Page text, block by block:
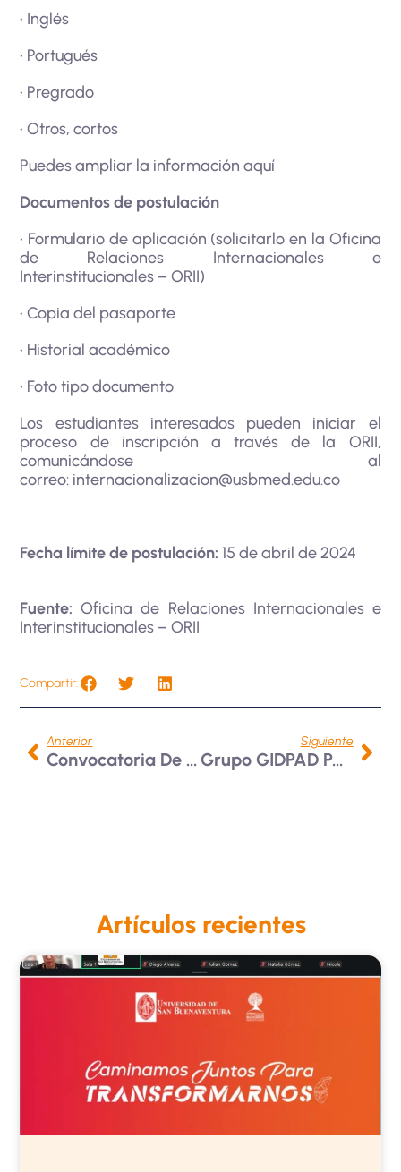
• Inglés
• Portugués
• Pregrado
• Otros, cortos
Puedes ampliar la informaciónaquí
Documentos de postulación
• Formulario de aplicación (solicitarlo en la Oficina
de Relaciones Internacionales e
Interinstitucionales – ORII)
• Copia del pasaporte
• Historial académico
• Foto tipo documento
Los estudiantes interesados pueden iniciar el
proceso de inscripción a través de la ORII,
comunicándose al
correo: internacionalizacion@usbmed.edu.co
Fecha límite de postulación: 15 de abril de 2024
Fuente: Oficina de Relaciones Internacionales e
Interinstitucionales – ORII
Compartir:
Anterior
Convocatoria De Movilidad En La Universidad De Deusto, España 2024-2
Siguiente
Grupo GIDPAD Participa En La Red De Procesos Populares «Somos Territorio»
Artículos recientes